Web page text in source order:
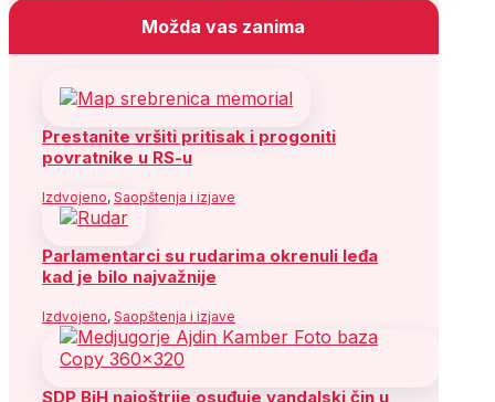
Možda vas zanima
Prestanite vršiti pritisak i progoniti
povratnike u RS-u
Izdvojeno, Saopštenja i izjave
Parlamentarci su rudarima okrenuli leđa
kad je bilo najvažnije
Izdvojeno, Saopštenja i izjave
SDP BiH najoštrije osuđuje vandalski čin u